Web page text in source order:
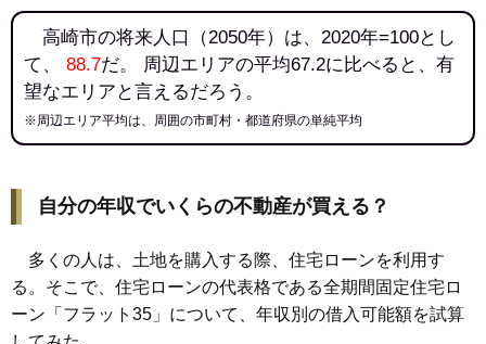
153 箕郷町柏木沢 4.1万円 528万円 -4.2%
154 吉井町下長根 4.0万円 919万円 -6.1%
155 吉井町石神 3.9万円
156 神戸町 3.7万円 497万円
159 高浜町 432万円
160 箕郷町富岡 2.6万円 185万円 -12.4%
161 箕郷町矢原 2.4万円 340万円 -11.7%
162 吉井町岩崎 2.3万円 593万円 -10.8%
高崎市の将来人口（2050年）は、2020年=100とし
て、 88.7だ。 周辺エリアの平均67.2に比べると、有
望なエリアと言えるだろう。
※周辺エリア平均は、周囲の市町村・都道府県の単純平均
自分の年収でいくらの不動産が買える？
多くの人は、土地を購入する際、住宅ローンを利用す
る。そこで、住宅ローンの代表格である全期間固定住宅ロ
ーン「フラット35」について、年収別の借入可能額を試算